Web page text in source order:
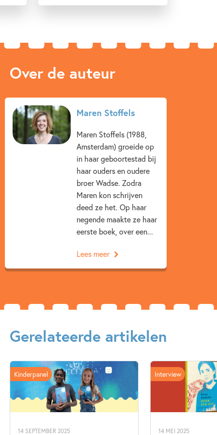
Over de auteur
Maren Stoffels
Maren Stoffels (1988,
Amsterdam) groeide op
in haar geboortestad bij
haar ouders en oudere
broer Wadse. Zodra
Maren kon schrijven
deed ze het. Op haar
negende maakte ze haar
eerste boek, over een...
Lees meer
Gerelateerde artikelen
14 SEPTEMBER 2025
Kinderpanel
14 MEI 2025
Interview